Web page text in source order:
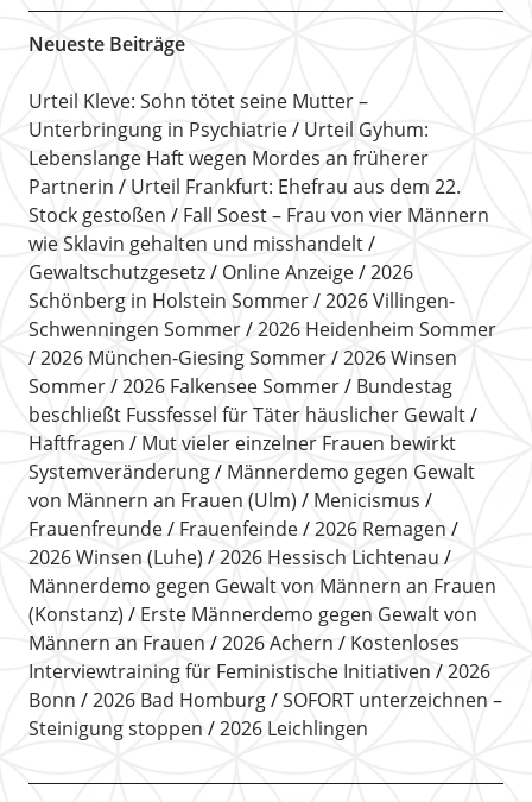
Neueste Beiträge
Urteil Kleve: Sohn tötet seine Mutter –
Unterbringung in Psychiatrie
Urteil Gyhum:
Lebenslange Haft wegen Mordes an früherer
Partnerin
Urteil Frankfurt: Ehefrau aus dem 22.
Stock gestoßen
Fall Soest – Frau von vier Männern
wie Sklavin gehalten und misshandelt
Gewaltschutzgesetz
Online Anzeige
2026
Schönberg in Holstein Sommer
2026 Villingen-
Schwenningen Sommer
2026 Heidenheim Sommer
2026 München-Giesing Sommer
2026 Winsen
Sommer
2026 Falkensee Sommer
Bundestag
beschließt Fussfessel für Täter häuslicher Gewalt
Haftfragen
Mut vieler einzelner Frauen bewirkt
Systemveränderung
Männerdemo gegen Gewalt
von Männern an Frauen (Ulm)
Menicismus
Frauenfreunde
Frauenfeinde
2026 Remagen
2026 Winsen (Luhe)
2026 Hessisch Lichtenau
Männerdemo gegen Gewalt von Männern an Frauen
(Konstanz)
Erste Männerdemo gegen Gewalt von
Männern an Frauen
2026 Achern
Kostenloses
Interviewtraining für Feministische Initiativen
2026
Bonn
2026 Bad Homburg
SOFORT unterzeichnen –
Steinigung stoppen
2026 Leichlingen